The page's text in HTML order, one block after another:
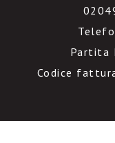
Partita
Codice